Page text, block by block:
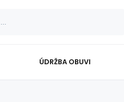
ÚDRŽBA OBUVI